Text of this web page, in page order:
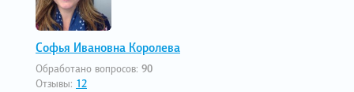
Софья Ивановна Королева
Обработано вопросов: 90
Отзывы: 12